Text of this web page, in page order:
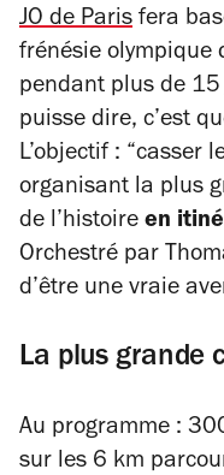
JO de Paris fera
frénésie olympique
pendant plus de 15
puisse dire, c’est
L’objectif : “casser
organisant la plus
de l’histoire en
Orchestré par
d’être une vraie
La plus grande
Au programme :
sur les 6 km